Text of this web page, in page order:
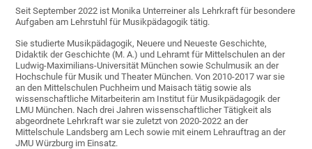
Seit September 2022 ist Monika Unterreiner als Lehrkraft für besondere
Aufgaben am Lehrstuhl für Musikpädagogik tätig.
Sie studierte Musikpädagogik, Neuere und Neueste Geschichte,
Didaktik der Geschichte (M. A.) und Lehramt für Mittelschulen an der
Ludwig-Maximilians-Universität München sowie Schulmusik an der
Hochschule für Musik und Theater München. Von 2010-2017 war sie
an den Mittelschulen Puchheim und Maisach tätig sowie als
wissenschaftliche Mitarbeiterin am Institut für Musikpädagogik der
LMU München. Nach drei Jahren wissenschaftlicher Tätigkeit als
abgeordnete Lehrkraft war sie zuletzt von 2020-2022 an der
Mittelschule Landsberg am Lech sowie mit einem Lehrauftrag an der
JMU Würzburg im Einsatz.